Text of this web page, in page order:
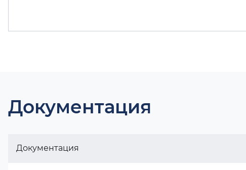
Документация
Документация